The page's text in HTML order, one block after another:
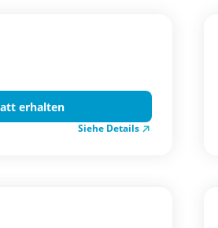
erhalten
Siehe Details